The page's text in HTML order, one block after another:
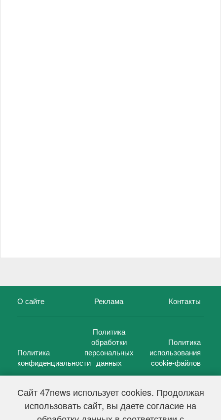
Сайт 47news использует cookies. Продолжая
использовать сайт, вы даете согласие на
О сайте Реклама Контакты
Политика
конфиденциальности
Политика
обработки
персональных
данных
Политика
использования
cookie-файлов
47 новостей (47 news)2005 — 2026 г.